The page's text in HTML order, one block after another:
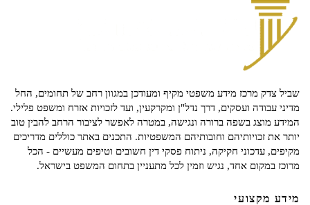
שביל צדק מרכז מידע משפטי מקיף ומעודכן במגוון רחב של תחומים, החל
מדיני עבודה ועסקים, דרך נדל"ן ומקרקעין, ועד לזכויות אזרח ומשפט פלילי.
המידע מוצג בשפה ברורה ונגישה, במטרה לאפשר לציבור הרחב להבין טוב
יותר את זכויותיהם וחובותיהם המשפטיות. התכנים באתר כוללים מדריכים
מקיפים, עדכוני חקיקה, ניתוח פסקי דין חשובים וטיפים מעשיים - הכל
מרוכז במקום אחד, נגיש וזמין לכל מתעניין בתחום המשפט בישראל.
מידע מקצועי